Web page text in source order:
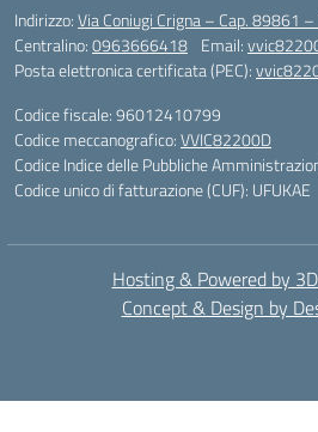
Indirizzo:Via Coniugi Crigna – Cap. 89861 –
Centralino:0963666418 Email:
Posta elettronica certificata (PEC):
Codice fiscale: 96012410799
Codice meccanografico:VVIC82200D
Codice Indice delle Pubbliche
Codice unico di fatturazione (CUF): UFUKAE
Hosting & Powered by
Concept & Design by